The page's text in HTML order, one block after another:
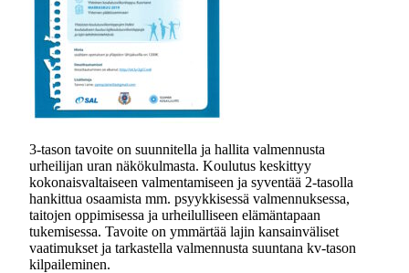
3-tason tavoite on suunnitella ja hallita valmennusta
urheilijan uran näkökulmasta. Koulutus keskittyy
kokonaisvaltaiseen valmentamiseen ja syventää 2-tasolla
hankittua osaamista mm. psyykkisessä valmennuksessa,
taitojen oppimisessa ja urheilulliseen elämäntapaan
tukemisessa. Tavoite on ymmärtää lajin kansainväliset
vaatimukset ja tarkastella valmennusta suuntana kv-tason
kilpaileminen.